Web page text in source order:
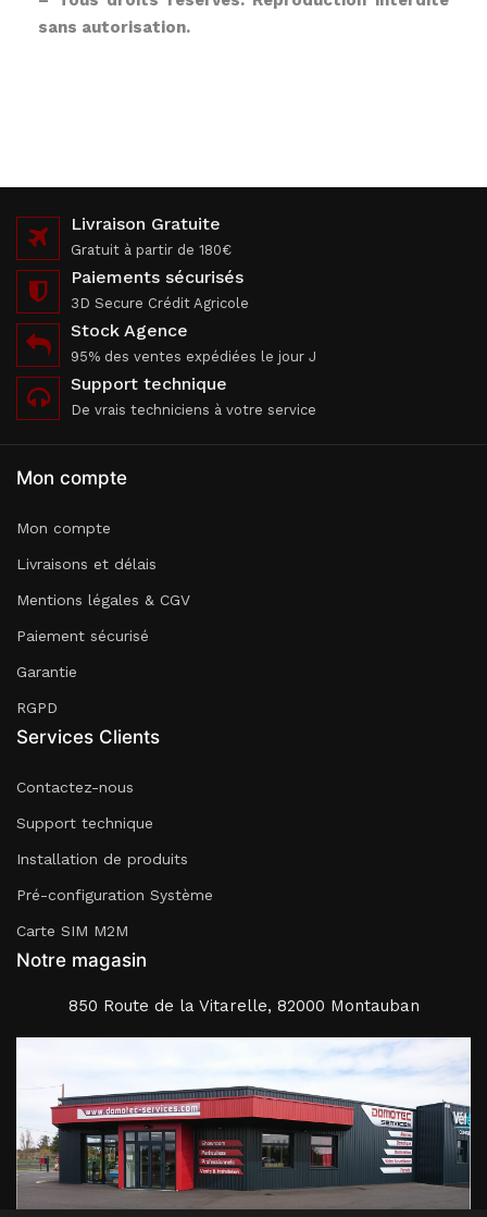
sans autorisation.
Livraison Gratuite
Gratuit à partir de 180€
Paiements sécurisés
3D Secure Crédit Agricole
Stock Agence
95% des ventes expédiées le jour J
Support technique
De vrais techniciens à votre service
Mon compte
Mon compte
Livraisons et délais
Mentions légales & CGV
Paiement sécurisé
Garantie
RGPD
Services Clients
Contactez-nous
Support technique
Installation de produits
Pré-configuration Système
Carte SIM M2M
Notre magasin
850 Route de la Vitarelle, 82000 Montauban